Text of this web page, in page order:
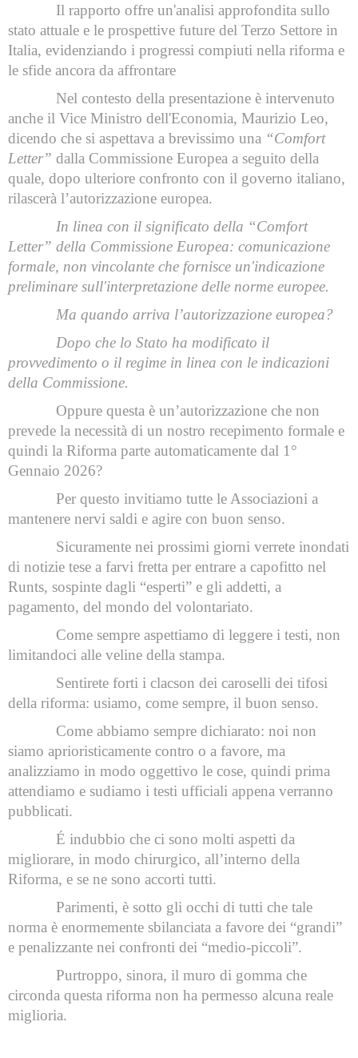
Il rapporto offre un'analisi approfondita sullo
stato attuale e le prospettive future del Terzo Settore in
Italia, evidenziando i progressi compiuti nella riforma e
le sfide ancora da affrontare
Nel contesto della presentazione è intervenuto
anche il Vice Ministro dell'Economia, Maurizio Leo,
dicendo che si aspettava a brevissimo una “Comfort
Letter” dalla Commissione Europea a seguito della
quale, dopo ulteriore confronto con il governo italiano,
rilascerà l’autorizzazione europea.
In linea con il significato della “Comfort
Letter” della Commissione Europea: comunicazione
formale, non vincolante che fornisce un'indicazione
preliminare sull'interpretazione delle norme europee.
Ma quando arriva l’autorizzazione europea?
Dopo che lo Stato ha modificato il
provvedimento o il regime in linea con le indicazioni
della Commissione.
Oppure questa è un’autorizzazione che non
prevede la necessità di un nostro recepimento formale e
quindi la Riforma parte automaticamente dal 1°
Gennaio 2026?
Per questo invitiamo tutte le Associazioni a
mantenere nervi saldi e agire con buon senso.
Sicuramente nei prossimi giorni verrete inondati
di notizie tese a farvi fretta per entrare a capofitto nel
Runts, sospinte dagli “esperti” e gli addetti, a
pagamento, del mondo del volontariato.
Come sempre aspettiamo di leggere i testi, non
limitandoci alle veline della stampa.
Sentirete forti i clacson dei caroselli dei tifosi
della riforma: usiamo, come sempre, il buon senso.
Come abbiamo sempre dichiarato: noi non
siamo aprioristicamente contro o a favore, ma
analizziamo in modo oggettivo le cose, quindi prima
attendiamo e sudiamo i testi ufficiali appena verranno
pubblicati.
É indubbio che ci sono molti aspetti da
migliorare, in modo chirurgico, all’interno della
Riforma, e se ne sono accorti tutti.
Parimenti, è sotto gli occhi di tutti che tale
norma è enormemente sbilanciata a favore dei “grandi”
e penalizzante nei confronti dei “medio-piccoli”.
Purtroppo, sinora, il muro di gomma che
circonda questa riforma non ha permesso alcuna reale
miglioria.